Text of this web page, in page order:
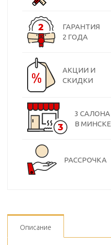
ГАРАНТИЯ
2 ГОДА
АКЦИИ И
СКИДКИ
3 САЛОНА
В МИНСКЕ
РАССРОЧКА
Описание